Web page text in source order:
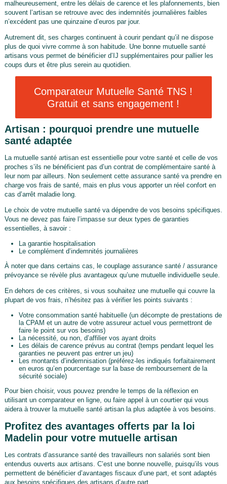
malheureusement, entre les délais de carence et les plafonnements, bien
souvent l’artisan se retrouve avec des indemnités journalières faibles
n’excédent pas une quinzaine d’euros par jour.
Autrement dit, ses charges continuent à courir pendant qu’il ne dispose
plus de quoi vivre comme à son habitude. Une bonne mutuelle santé
artisans vous permet de bénéficier d’IJ supplémentaires pour pallier les
coups durs et être plus serein au quotidien.
Comparateur Mutuelle Santé TNS !
Gratuit et sans engagement !
Artisan : pourquoi prendre une mutuelle
santé adaptée
La mutuelle santé artisan est essentielle pour votre santé et celle de vos
proches s’ils ne bénéficient pas d’un contrat de complémentaire santé à
leur nom par ailleurs. Non seulement cette assurance santé va prendre en
charge vos frais de santé, mais en plus vous apporter un réel confort en
cas d’arrêt maladie long.
Le choix de votre mutuelle santé va dépendre de vos besoins spécifiques.
Vous ne devez pas faire l’impasse sur deux types de garanties
essentielles, à savoir :
La garantie hospitalisation
Le complément d’indemnités journalières
À noter que dans certains cas, le couplage assurance santé / assurance
prévoyance se révèle plus avantageux qu’une mutuelle individuelle seule.
En dehors de ces critères, si vous souhaitez une mutuelle qui couvre la
plupart de vos frais, n’hésitez pas à vérifier les points suivants :
Votre consommation santé habituelle (un décompte de prestations de
la CPAM et un autre de votre assureur actuel vous permettront de
faire le point sur vos besoins)
La nécessité, ou non, d’affilier vos ayant droits
Les délais de carence prévus au contrat (temps pendant lequel les
garanties ne peuvent pas entrer un jeu)
Les montants d’indemnisation (préférez-les indiqués forfaitairement
en euros qu’en pourcentage sur la base de remboursement de la
sécurité sociale)
Pour bien choisir, vous pouvez prendre le temps de la réflexion en
utilisant un comparateur en ligne, ou faire appel à un courtier qui vous
aidera à trouver la mutuelle santé artisan la plus adaptée à vos besoins.
Profitez des avantages offerts par la loi
Madelin pour votre mutuelle artisan
Les contrats d’assurance santé des travailleurs non salariés sont bien
entendus ouverts aux artisans. C’est une bonne nouvelle, puisqu’ils vous
permettent de bénéficier d’avantages fiscaux d’une part, et sont adaptés
aux besoins spécifiques des artisans d’autre part.